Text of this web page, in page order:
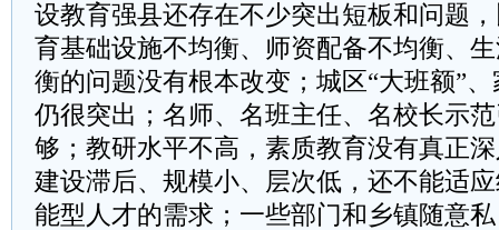
设教育强县还存在不少突出短板和问题
育基础设施不均衡、师资配备不均衡、
衡的问题没有根本改变；城区“大班额”
仍很突出；名师、名班主任、名校长示
够；教研水平不高，素质教育没有真正
建设滞后、规模小、层次低，还不能适
能型人才的需求；一些部门和乡镇随意